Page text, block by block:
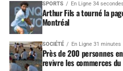
SPORTS En Ligne 34 secondes
Arthur Fils a tourné la
Montréal
SOCIÉTÉ En Ligne 31 minutes
Près de 200 personnes
revivre les commerces du